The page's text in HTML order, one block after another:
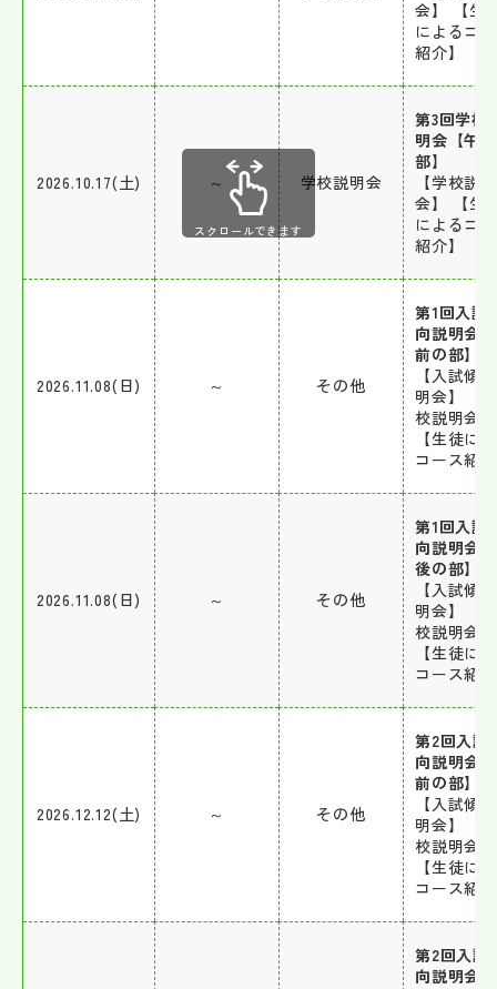
会】 【生
によるコ
紹介】
2026.10.17(土) ～ 学校説明会
第3回学校
明会【午
部】
【学校説明
会】 【生
によるコ
紹介】
2026.11.08(日) ～ その他
第1回入試
向説明会
前の部】
【入試傾
明会】 【
校説明会】
【生徒に
コース紹
2026.11.08(日) ～ その他
第1回入試
向説明会
後の部】
【入試傾
明会】 【
校説明会】
【生徒に
コース紹
2026.12.12(土) ～ その他
第2回入試
向説明会
前の部】
【入試傾
明会】 【
校説明会】
【生徒に
コース紹
第2回入試
向説明会
スクロールできます